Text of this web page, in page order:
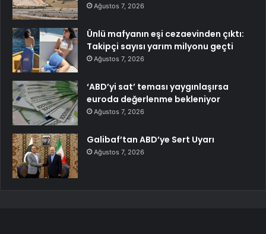
Ağustos 7, 2026
Ünlü mafyanın eşi cezaevinden çıktı:
Takipçi sayısı yarım milyonu geçti
Ağustos 7, 2026
‘ABD’yi sat’ teması yaygınlaşırsa
euroda değerlenme bekleniyor
Ağustos 7, 2026
Galibaf’tan ABD’ye Sert Uyarı
Ağustos 7, 2026